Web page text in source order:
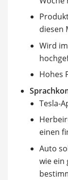
diesen
Wird
Hohes
Tesla-
einen
Auto
wie ein